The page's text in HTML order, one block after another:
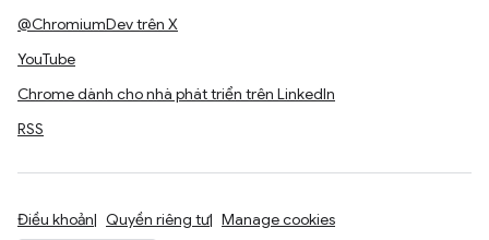
@ChromiumDev trên X
YouTube
Chrome dành cho nhà phát triển trên LinkedIn
RSS
Điều khoản Quyền riêng tư Manage cookies